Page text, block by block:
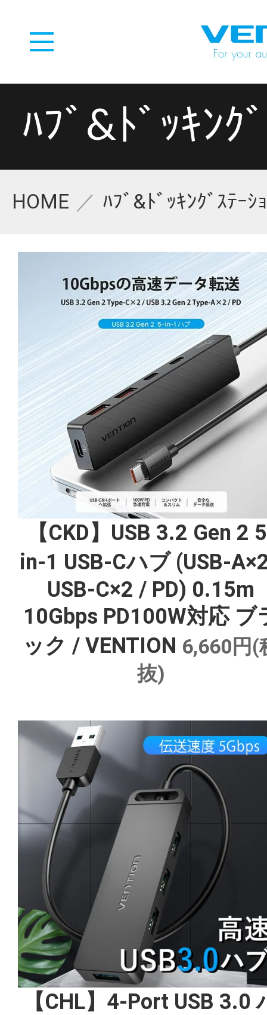
ﾊﾌﾞ&ﾄﾞｯｷﾝｸ
HOME ﾊﾌﾞ&ﾄﾞｯｷﾝｸﾞｽﾃｰｼ
【CKD】USB 3.2 Gen 2
in-1 USB-Cハブ (USB-
USB-C×2 / PD) 0.15m
10Gbps PD100W対応 ブ
ック / VENTION 6,660円(
抜)
【CHL】4-Port USB 3.0